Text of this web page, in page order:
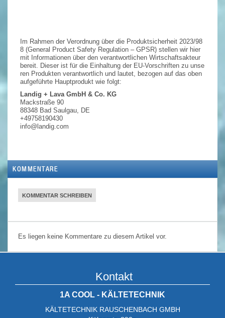
Im Rahmen der Verordnung über die Produktsicherheit 2023/98
8 (General Product Safety Regulation – GPSR) stellen wir hier
mit Informationen über den verantwortlichen Wirtschaftsakteur
bereit. Dieser ist für die Einhaltung der EU-Vorschriften zu unse
ren Produkten verantwortlich und lautet, bezogen auf das oben
aufgeführte Hauptprodukt wie folgt:
Landig + Lava GmbH & Co. KG
Mackstraße 90
88348 Bad Saulgau, DE
+49758190430
info@landig.com
KOMMENTARE
KOMMENTAR SCHREIBEN
Es liegen keine Kommentare zu diesem Artikel vor.
Kontakt
1A COOL - KÄLTETECHNIK
KÄLTETECHNIK RAUSCHENBACH GMBH